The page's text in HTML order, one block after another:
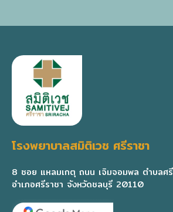
โรงพยาบาลสมิติเวช ศรีราชา
8 ซอย แหลมเกตุ ถนน เจิมจอมพล ตำบลศรี
อำเภอศรีราชา จังหวัดชลบุรี 20110